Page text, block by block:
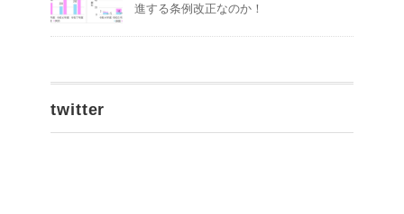
進する条例改正なのか！
twitter